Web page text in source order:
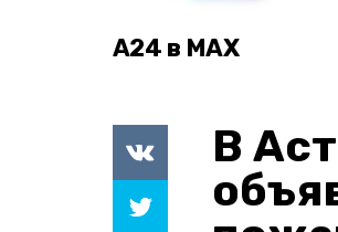
А24 в MAX
В